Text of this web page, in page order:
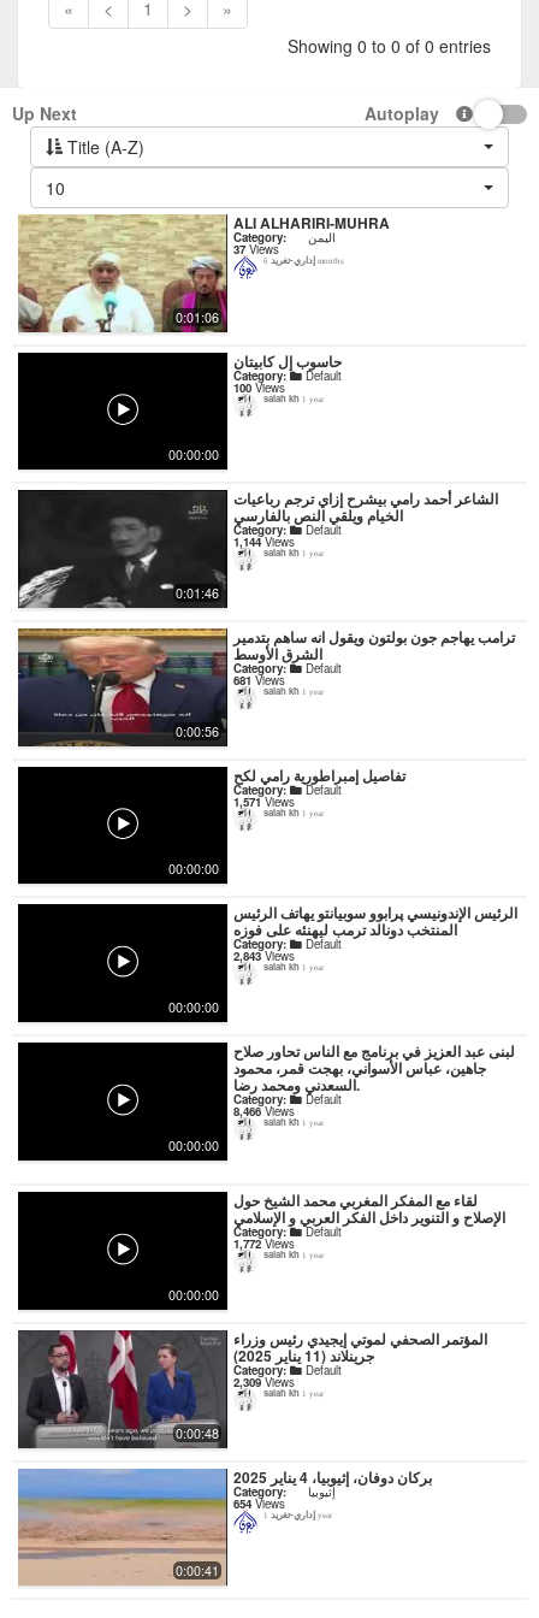
« < 1 >
»
Showing 0 to 0 of 0 entries
Up Next
Autoplay
Title (A-Z)
10
0:01:06
ALI ALHARIRI-MUHRA
Category: اليمن
37Views
إداري-تغريد 6 months
00:00:00
حاسوب إل كابيتان
Category: Default
100 Views
salah kh 1 year
0:01:46
‏الشاعر أحمد رامي بيشرح إزاي ترجم رباعيات
الخيام ويلقي النص بالفارسي
Category: Default
1,144Views
salah kh 1 year
0:00:56
ترامب يهاجم جون بولتون ويقول انه ساهم بتدمير
الشرق الأوسط
Category: Default
681 Views
salah kh 1 year
00:00:00
تفاصيل إمبراطورية رامي لكح
Category: Default
1,571Views
salah kh 1 year
00:00:00
الرئيس الإندونيسي پرابوو سوبيانتو يهاتف الرئيس
المنتخب دونالد ترمب ليهنئه على فوزه
Category: Default
2,843Views
salah kh 1 year
00:00:00
لبنى عبد العزيز في برنامج مع الناس تحاور صلاح
جاهين، عباس الأسواني، بهجت قمر، محمود
السعدني ومحمد رضا.
Category: Default
8,466Views
salah kh 1 year
00:00:00
لقاء مع المفكر المغربي محمد الشيخ حول
الإصلاح و التنوير داخل الفكر العربي و الإسلامي
Category: Default
1,772Views
salah kh 1 year
0:00:48
المؤتمر الصحفي لموتي إيجيدي رئيس وزراء
جرينلاند (11 يناير 2025)
Category: Default
2,309Views
salah kh 1 year
0:00:41
بركان دوفان، إثيوبيا، 4 يناير 2025
Category: إثيوبيا
654 Views
إداري-تغريد 1 year